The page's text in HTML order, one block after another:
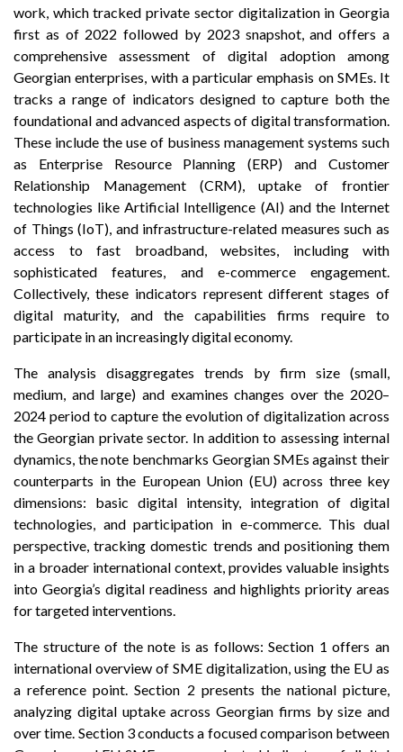
work, which tracked private sector digitalization in Georgia
first as of 2022 followed by 2023 snapshot, and offers a
comprehensive assessment of digital adoption among
Georgian enterprises, with a particular emphasis on SMEs. It
tracks a range of indicators designed to capture both the
foundational and advanced aspects of digital transformation.
These include the use of business management systems such
as Enterprise Resource Planning (ERP) and Customer
Relationship Management (CRM), uptake of frontier
technologies like Artificial Intelligence (AI) and the Internet
of Things (IoT), and infrastructure-related measures such as
access to fast broadband, websites, including with
sophisticated features, and e-commerce engagement.
Collectively, these indicators represent different stages of
digital maturity, and the capabilities firms require to
participate in an increasingly digital economy.
The analysis disaggregates trends by firm size (small,
medium, and large) and examines changes over the 2020–
2024 period to capture the evolution of digitalization across
the Georgian private sector. In addition to assessing internal
dynamics, the note benchmarks Georgian SMEs against their
counterparts in the European Union (EU) across three key
dimensions: basic digital intensity, integration of digital
technologies, and participation in e-commerce. This dual
perspective, tracking domestic trends and positioning them
in a broader international context, provides valuable insights
into Georgia’s digital readiness and highlights priority areas
for targeted interventions.
The structure of the note is as follows: Section 1 offers an
international overview of SME digitalization, using the EU as
a reference point. Section 2 presents the national picture,
analyzing digital uptake across Georgian firms by size and
over time. Section 3 conducts a focused comparison between